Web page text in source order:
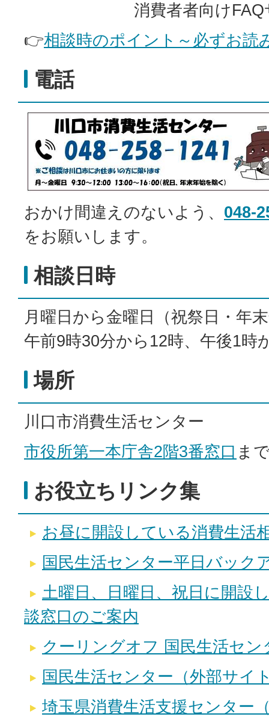
消費者者向け
👉相談時のポイント～必ずお読
電話
おかけ間違えのないよう、 048-
をお願いします。
相談日時
月曜日から金曜日（祝祭日・年
午前9時30分から12時、午後1時
場所
川口市消費生活センター
市役所第一本庁舎2階3番窓口 ま
お役立ちリンク集
お昼に開設している消費生活
国民生活センター平日バック
土曜日、日曜日、祝日に開設
談窓口のご案内
クーリングオフ 国民生活セ
国民生活センター（外部サイ
埼玉県消費生活支援センター